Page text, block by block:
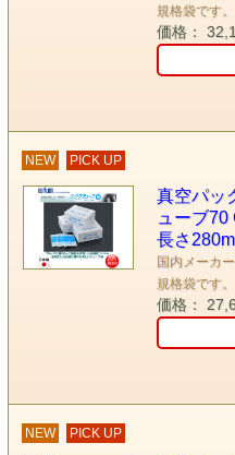
規格袋です
価格：
NEW PICK UP
真空パッ
ューブ70
長さ
国内メーカ
規格袋です
価格：
NEW PICK UP